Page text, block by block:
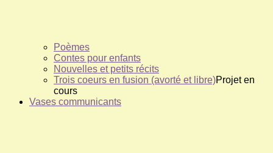
Poèmes
Contes pour enfants
Nouvelles et petits récits
Trois coeurs en fusion (avorté et libre)Projet en
cours
Vases communicants